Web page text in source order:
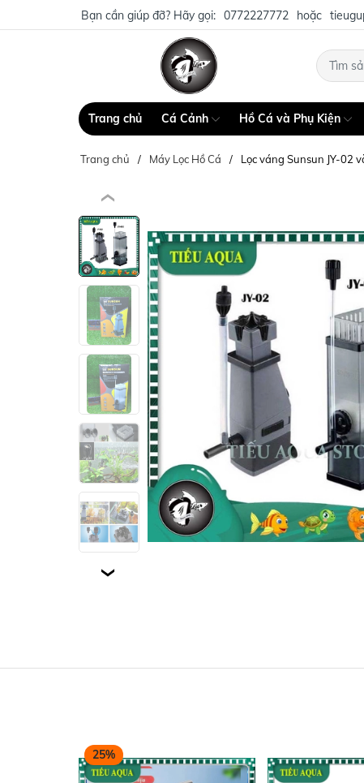
Bạn cần giúp đỡ? Hãy gọi: 0772227772 hoặc
Trang chủ Cá Cảnh Hồ Cá và Phụ Kiện
Trang chủ Máy Lọc Hồ Cá Lọc váng Sunsun JY-02
25%